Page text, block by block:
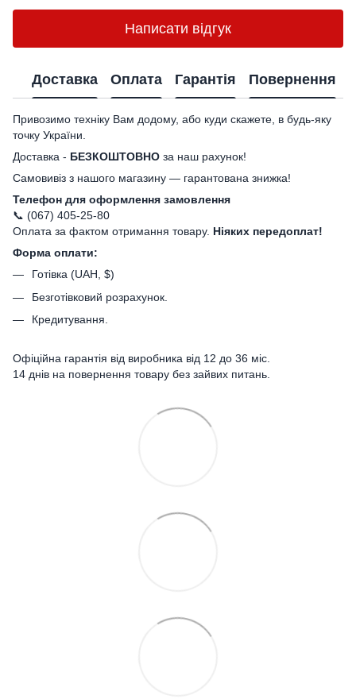
Написати відгук
Доставка Оплата Гарантія Повернення
Привозимо техніку Вам додому, або куди скажете, в будь-яку
точку України.
Доставка - БЕЗКОШТОВНО за наш рахунок!
Самовивіз з нашого магазину — гарантована знижка!
Телефон для оформлення замовлення
📞 (067) 405-25-80
Оплата за фактом отримання товару. Ніяких передоплат!
Форма оплати:
Готівка (UAH, $)
Безготівковий розрахунок.
Кредитування.
Офіційна гарантія від виробника від 12 до 36 міс.
14 днів на повернення товару без зайвих питань.